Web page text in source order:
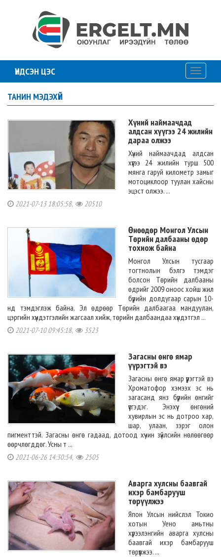
ҮНДСЭН ЦЭС
Toggle
ТАНИН МЭДЭХҮЙ
Хүний наймаачдад
алдсан хүүгээ 24 жилийн
дараа олжээ
Хүний наймаачдад алдсан
хүүгээ 24 жилийн турш 500
мянга гаруй километр замыг
мотоциклоор туулан хайсны
эцэст олжээ. ...
2021-07-13 18:05:58, 20510
Өнөөдөр Монгол Улсын
Төрийн далбааны өдөр
тохиож байна
Монгол Улсын тусгаар
тогтнолын бэлгэ тэмдэг
болсон Төрийн далбааны
өдрийг 2009 оноос хойш жил
бүрийн долдугаар сарын 10-
нд тэмдэглэж байна. Эл өдрөөр Төрийн далбаагаа мандуулан,
цэргийн хүндэтгэлийн жагсаал хийж, төрийн далбаандаа хүндэтгэл ...
2021-07-10 09:45:18, 3523
Загасны өнгө ямар
үүрэгтэй вэ
Загасны өнгө ямар үүрэгтэй вэ
Хроматофор хэмээх эс нь
загасанд янз бүрийн өнгийг
үүсгэдэг. Энэхүү өнгөний
хувирлын эс нь дотроо хар,
шар, улаан, зэрэг олон
пигменттэй. Загасны өнгө гадаад, дотоод хүчин зүйлсийн нөлөөгөөр
өөрчлөгддөг. Усны т ...
2021-06-26 14:30:54, 2505
Аварга хулсны баавгай
ихэр бамбарууш
төрүүлжээ
Япон Улсын нийслэл Токио
хотын Уено амьтны
хүрээлэнгийн аварга хулсны
баавгай ихэр бамбарууш
төрүүлжээ. ...